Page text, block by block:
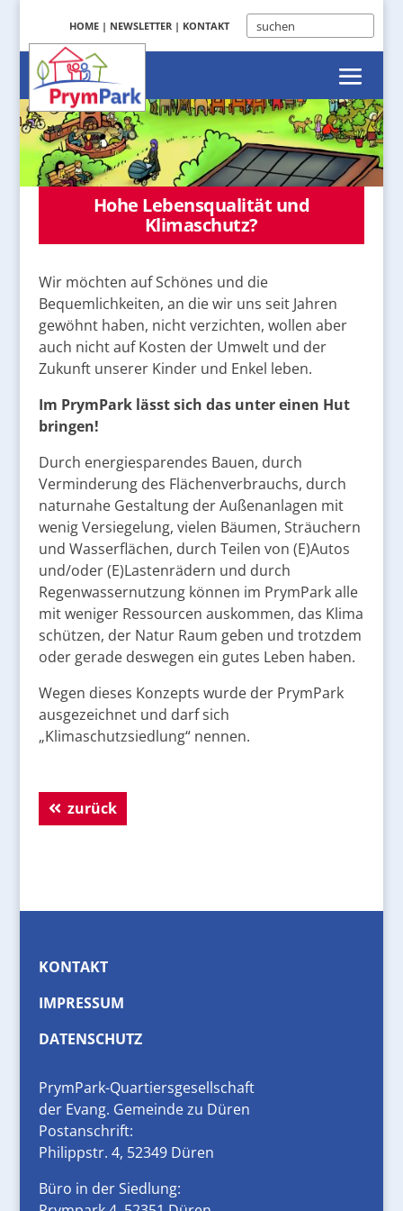
HOME| NEWSLETTER| KONTAKT
Hohe Lebensqualität und
Klimaschutz?
Wir möchten auf Schönes und die
Bequemlichkeiten, an die wir uns seit Jahren
gewöhnt haben, nicht verzichten, wollen aber
auch nicht auf Kosten der Umwelt und der
Zukunft unserer Kinder und Enkel leben.
Im PrymPark lässt sich das unter einen Hut
bringen!
Durch energiesparendes Bauen, durch
Verminderung des Flächenverbrauchs, durch
naturnahe Gestaltung der Außenanlagen mit
wenig Versiegelung, vielen Bäumen, Sträuchern
und Wasserflächen, durch Teilen von (E)Autos
und/oder (E)Lastenrädern und durch
Regenwassernutzung können im PrymPark alle
mit weniger Ressourcen auskommen, das Klima
schützen, der Natur Raum geben und trotzdem
oder gerade deswegen ein gutes Leben haben.
Wegen dieses Konzepts wurde der PrymPark
ausgezeichnet und darf sich
„Klimaschutzsiedlung“ nennen.
zurück
KONTAKT
IMPRESSUM
DATENSCHUTZ
PrymPark-Quartiersgesellschaft
der Evang. Gemeinde zu Düren
Postanschrift:
Philippstr. 4, 52349 Düren
Büro in der Siedlung: